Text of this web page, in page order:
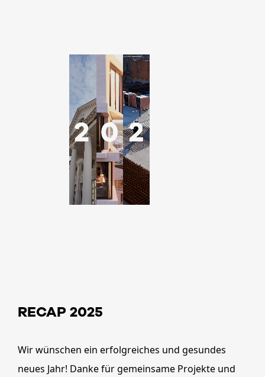
RECAP 2025
Wir wünschen ein erfolgreiches und gesundes
neues Jahr! Danke für gemeinsame Projekte und